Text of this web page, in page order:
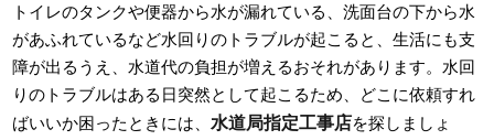
トイレのタンクや便器から水が漏れている、洗面台の下から水
があふれているなど水回りのトラブルが起こると、生活にも支
障が出るうえ、水道代の負担が増えるおそれがあります。水回
りのトラブルはある日突然として起こるため、どこに依頼すれ
ばいいか困ったときには、 水道局指定工事店を探しましょ